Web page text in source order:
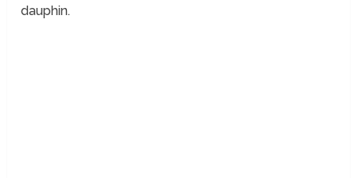
dauphin.